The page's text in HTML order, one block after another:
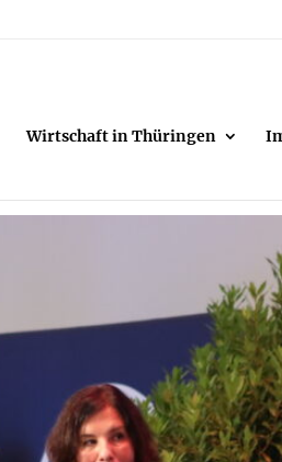
Wirtschaft in Thüringen